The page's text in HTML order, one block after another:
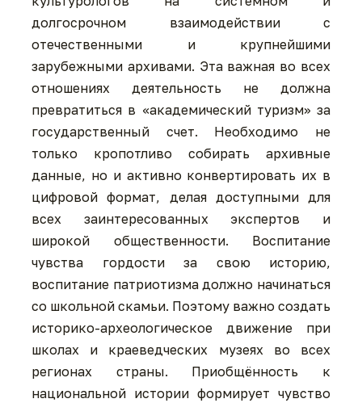
долгосрочном взаимодействии с
отечественными и крупнейшими
зарубежными архивами. Эта важная во всех
отношениях деятельность не должна
превратиться в «академический туризм» за
государственный счет. Необходимо не
только кропотливо собирать архивные
данные, но и активно конвертировать их в
цифровой формат, делая доступными для
всех заинтересованных экспертов и
широкой общественности. Воспитание
чувства гордости за свою историю,
воспитание патриотизма должно начинаться
со школьной скамьи. Поэтому важно создать
историко-археологическое движение при
школах и краеведческих музеях во всех
регионах страны. Приобщённость к
национальной истории формирует чувство